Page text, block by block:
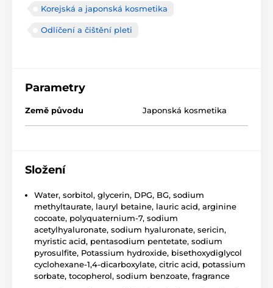
Korejská a japonská kosmetika
Odlíčení a čištění pleti
Parametry
Země původu Japonská kosmetika
Složení
Water, sorbitol, glycerin, DPG, BG, sodium
methyltaurate, lauryl betaine, lauric acid, arginine
cocoate, polyquaternium-7, sodium
acetylhyaluronate, sodium hyaluronate, sericin,
myristic acid, pentasodium pentetate, sodium
pyrosulfite, Potassium hydroxide, bisethoxydiglycol
cyclohexane-1,4-dicarboxylate, citric acid, potassium
sorbate, tocopherol, sodium benzoate, fragrance